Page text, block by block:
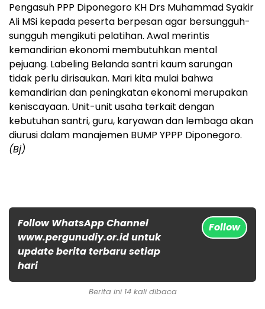
Pengasuh PPP Diponegoro KH Drs Muhammad Syakir
Ali MSi kepada peserta berpesan agar bersungguh-
sungguh mengikuti pelatihan. Awal merintis
kemandirian ekonomi membutuhkan mental
pejuang. Labeling Belanda santri kaum sarungan
tidak perlu dirisaukan. Mari kita mulai bahwa
kemandirian dan peningkatan ekonomi merupakan
keniscayaan. Unit-unit usaha terkait dengan
kebutuhan santri, guru, karyawan dan lembaga akan
diurusi dalam manajemen BUMP YPPP Diponegoro.
(Bj)
Follow WhatsApp Channel
www.pergunudiy.or.id untuk
update berita terbaru setiap
hari
Follow
Berita ini 14 kali dibaca